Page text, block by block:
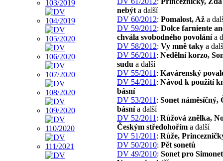
nebýt a další
DV 60/2012: Pomalost, Až a
DV 59/2012: Dolce farniente
chvála svobodného povolánía
DV 58/2012: Vy mně taky a
DV 56/2011 : Nedělní korzo,
sudu a další
DV 55/2011 : Kavárenský
DV 54/2011 : Návod k použití
básní
DV 53/2011 : Sonet náměsíčný,
básnía další
DV 52/2011 : Růžová znělka,
Českým středohořím a další
DV 51/2011 : Růže,
DV 50/2010: Pět sonetů
DV 49/2010: Sonet pro